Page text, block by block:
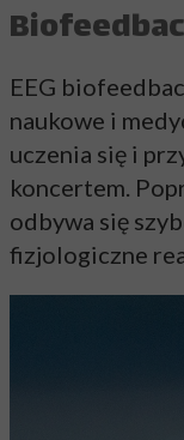
EEG
naukowe i
uczenia się i
koncertem.
odbywa się
fizjologiczne